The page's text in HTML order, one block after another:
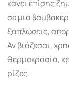
κάνει επίσης
σε μια
ξαπλώσεις,
Αν βιάζεσαι,
θερμοκρασία,
ρίζες.